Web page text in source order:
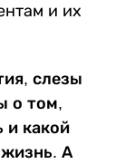
и их
слезы
о том,
и какой
жизнь. А